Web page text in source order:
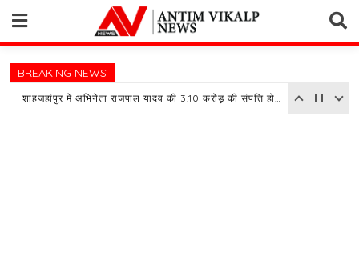
content
BREAKING NEWS
शाहजहांपुर में अभिनेता राजपाल यादव की 3.10 करोड़ की संपत्ति होगी नीलाम, बैंक ने चस्पा किया नोटिस